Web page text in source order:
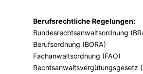
Berufsrechtliche Regelungen:
Bundesrechtsanwaltsordnung
Berufsordnung (BORA)
Fachanwaltsordnung (FAO)
Rechtsanwaltsvergütungsgesetz